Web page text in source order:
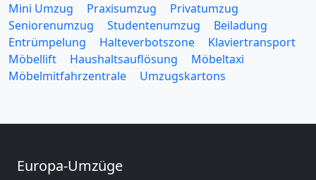
Mini Umzug
Praxisumzug
Privatumzug
Seniorenumzug
Studentenumzug
Beiladung
Entrümpelung
Halteverbotszone
Klaviertransport
Möbellift
Haushaltsauflösung
Möbeltaxi
Möbelmitfahrzentrale
Umzugskartons
Europa-Umzüge